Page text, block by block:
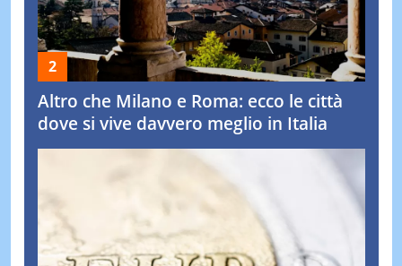
Altro che Milano e Roma: ecco le città
dove si vive davvero meglio in Italia